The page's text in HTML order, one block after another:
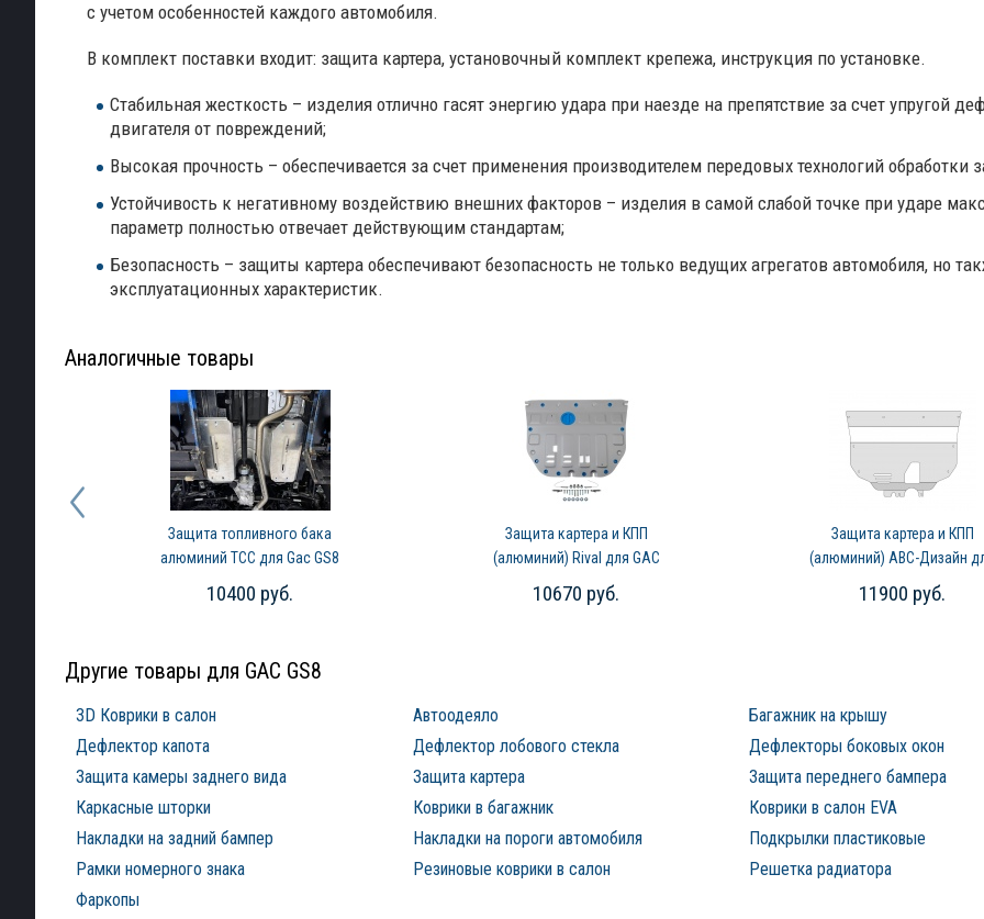
с учетом особенностей каждого автомобиля.
В комплект поставки входит: защита картера, установочный комплект крепежа, инструкция по установке.
Стабильная жесткость – изделия отлично гасят энергию удара при наезде на препятствие за счет упругой
двигателя от повреждений;
Высокая прочность – обеспечивается за счет применения производителем передовых технологий обработки
Устойчивость к негативному воздействию внешних факторов – изделия в самой слабой точке при ударе
параметр полностью отвечает действующим стандартам;
Безопасность – защиты картера обеспечивают безопасность не только ведущих агрегатов автомобиля, но
эксплуатационных характеристик.
Аналогичные товары
Защита топливного бака
алюминий ТСС для Gac GS8
Traveller (2025-2026)
10400 руб.
Защита картера и КПП
(алюминий) Rival для GAC
GS8 (2023-2026)
10670 руб.
Защита картера и КПП
(алюминий) АВС-Дизайн
Gac GS8 (2023-2026)
11900 руб.
Другие товары для GAC GS8
3D Коврики в салон Автоодеяло Багажник на крышу
Дефлектор капота
Дефлектор лобового стекла Дефлекторы боковых окон
Защита камеры заднего вида
Защита картера Защита переднего бампера
Каркасные шторки
Коврики в багажник Коврики в салон EVA
Накладки на задний бампер
Накладки на пороги автомобиля Подкрылки пластиковые
Рамки номерного знака
Резиновые коврики в салон Решетка радиатора
Фаркопы